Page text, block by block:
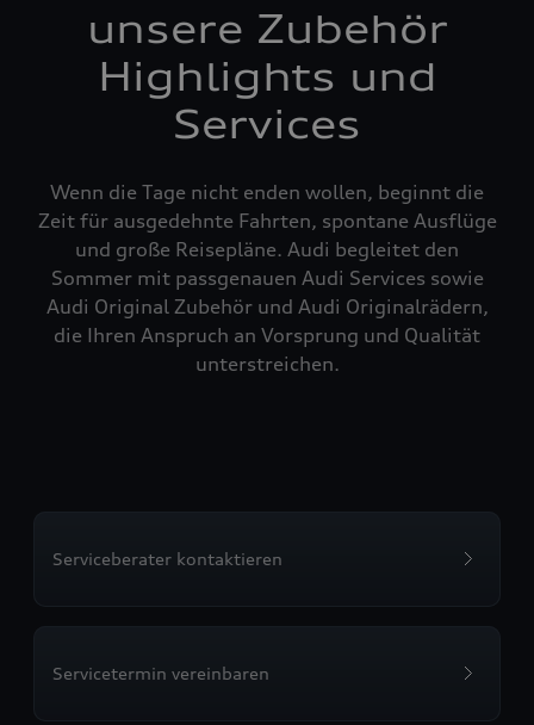
unsere Zubehör
Highlights und
Services
Wenn die Tage nicht enden wollen, beginnt die
Zeit für ausgedehnte Fahrten, spontane Ausflüge
und große Reisepläne. Audi begleitet den
Sommer mit passgenauen Audi Services sowie
Audi Original Zubehör und Audi Originalrädern,
die Ihren Anspruch an Vorsprung und Qualität
unterstreichen.
Serviceberater kontaktieren
Servicetermin vereinbaren